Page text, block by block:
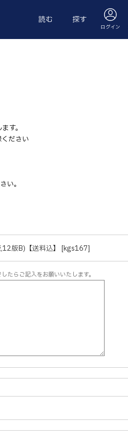
読む 探す
ログイン
す。
ださい
い。
版B)【送料込】 [kgs167]
たらご記入をお願いいたします。